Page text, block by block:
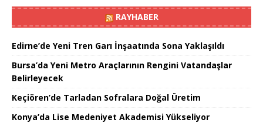
RAYHABER
Edirne’de Yeni Tren Garı İnşaatında Sona Yaklaşıldı
Bursa’da Yeni Metro Araçlarının Rengini Vatandaşlar
Belirleyecek
Keçiören’de Tarladan Sofralara Doğal Üretim
Konya’da Lise Medeniyet Akademisi Yükseliyor